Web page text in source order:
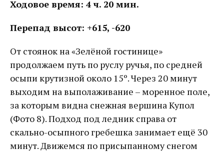
Ходовое время: 4 ч. 20 мин.
Перепад высот: +615, -620
От стоянок на «Зелёной гостинице»
продолжаем путь по руслу ручья, по средней
осыпи крутизной около 15º. Через 20 минут
выходим на выполаживание – моренное поле,
за которым видна снежная вершина Купол
(Фото 8). Подход под ледник справа от
скально-осыпного гребешка занимает ещё 30
минут. Движемся по присыпанному снегом